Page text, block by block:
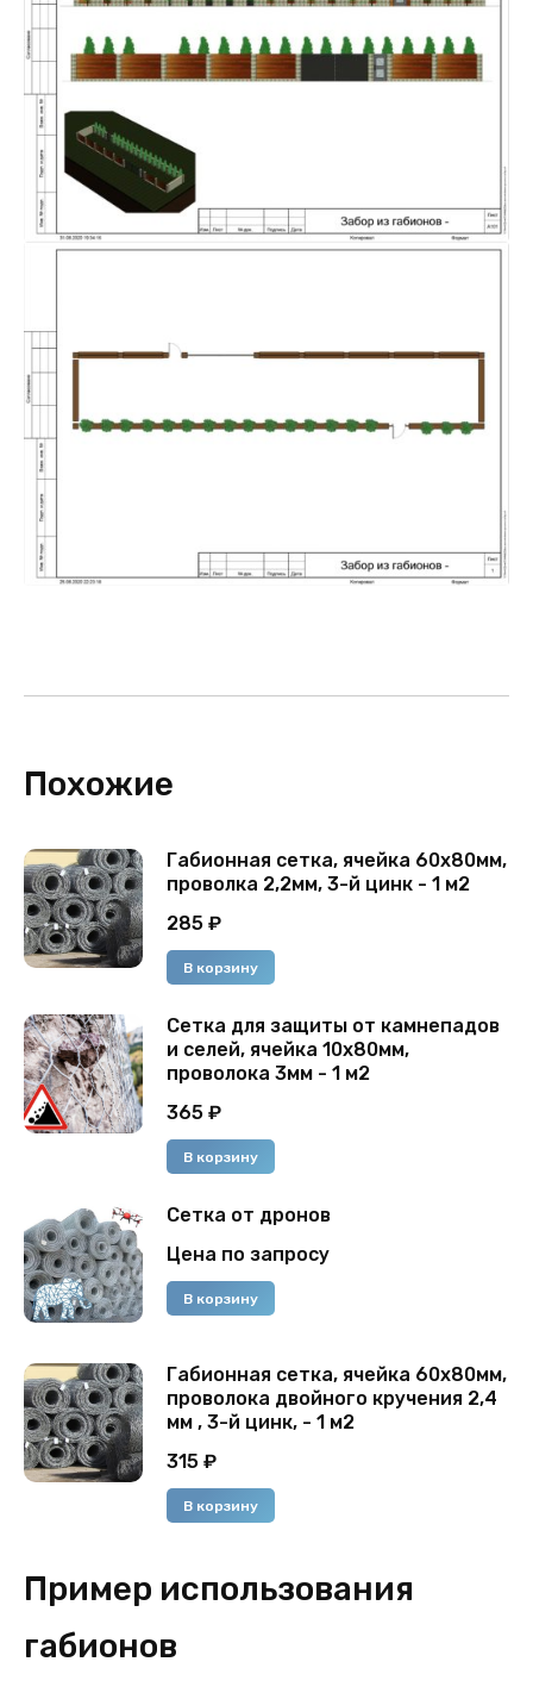
Похожие
Габионная сетка, ячейка 60х80мм,
проволка 2,2мм, 3-й цинк - 1 м2
285 ₽
В корзину
Сетка для защиты от камнепадов
и селей, ячейка 10х80мм,
проволока 3мм - 1 м2
365 ₽
В корзину
Сетка от дронов
Цена по запросу
В корзину
Габионная сетка, ячейка 60х80мм,
проволока двойного кручения 2,4
мм , 3-й цинк, - 1 м2
315 ₽
В корзину
Пример использования
габионов